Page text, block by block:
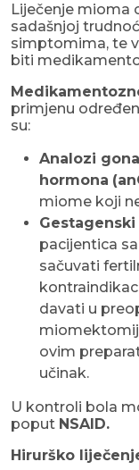
Liječenje mioma
sadašnjoj
simptomima, te
biti
primjenu
su:
Analozi
hormona
miome koji
pacijentica
sačuvati
davati u
ovim
učinak.
U kontroli bola
poput NSAID.
Hirurško